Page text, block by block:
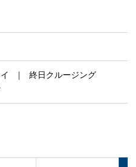
終日クルージング